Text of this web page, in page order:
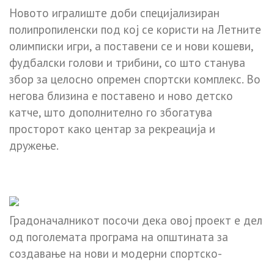
Новото игралиште доби специјализиран
полипропиленски под кој се користи на Летните
олимписки игри, а поставени се и нови кошеви,
фудбалски голови и трибини, со што станува
збор за целосно опремен спортски комплекс. Во
негова близина е поставено и ново детско
катче, што дополнително го збогатува
просторот како центар за рекреација и
дружење.
Градоначалникот посочи дека овој проект е дел
од поголемата програма на општината за
создавање на нови и модерни спортско-